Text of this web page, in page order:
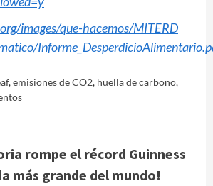
images/que-hacemos/MITERD
,emisiones de CO2, huella de carbono,
rompe el récord Guinness
más grande del mundo!